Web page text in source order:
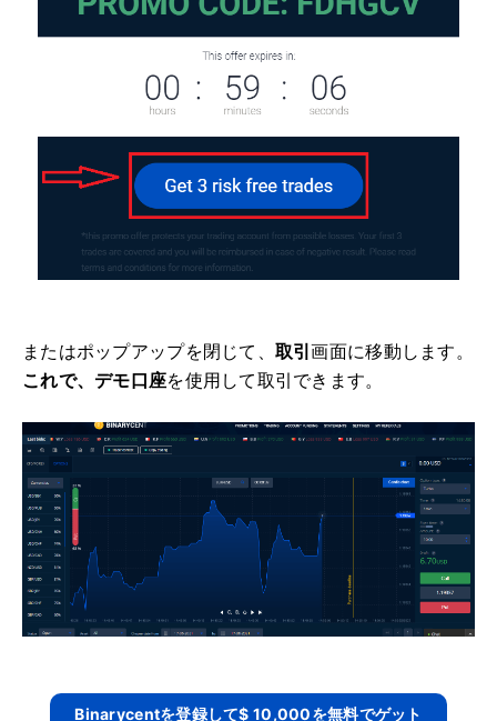
またはポップアップを閉じて、 取引画面に移動します。
これで、デモ口座を使用して取引できます。
Binarycentを登録して$ 10,000を無料でゲット